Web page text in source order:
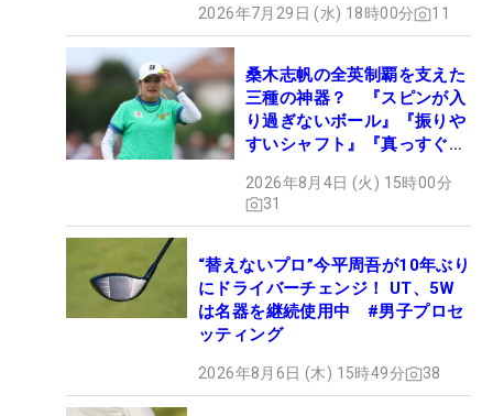
2026年7月29日 (水) 18時00分 11
桑木志帆の全英制覇を支えた
三種の神器？ 『スピンが入
り過ぎないボール』『振りや
すいシャフト』『真っすぐ飛
セッティング
2026年8月4日 (火) 15時00分
31
“替えないプロ”今平周吾が10年ぶり
にドライバーチェンジ！ UT、5W
は名器を継続使用中 #男子プロセ
ッティング
2026年8月6日 (木) 15時49分 38